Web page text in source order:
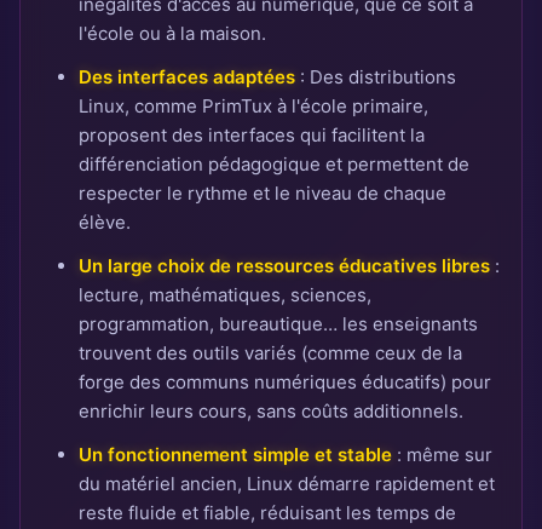
l'école ou à la maison.
Des interfaces adaptées : Des distributions
Linux, comme PrimTux à l'école primaire,
proposent des interfaces qui facilitent la
différenciation pédagogique et permettent de
respecter le rythme et le niveau de chaque
élève.
Un large choix de ressources éducatives libres :
lecture, mathématiques, sciences,
programmation, bureautique… les enseignants
trouvent des outils variés (comme ceux de la
forge des communs numériques éducatifs) pour
enrichir leurs cours, sans coûts additionnels.
Un fonctionnement simple et stable : même sur
du matériel ancien, Linux démarre rapidement et
reste fluide et fiable, réduisant les temps de